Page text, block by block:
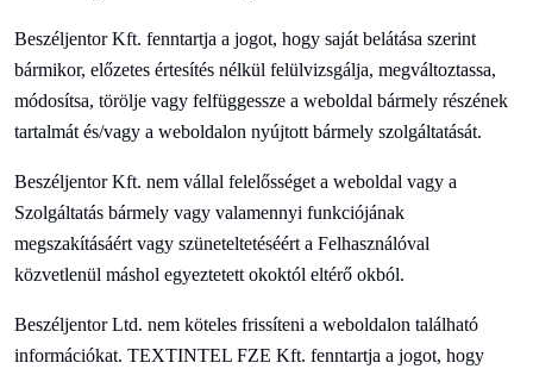
Beszéljentor Kft. fenntartja a jogot, hogy saját belátása szerint
bármikor, előzetes értesítés nélkül felülvizsgálja, megváltoztassa,
módosítsa, törölje vagy felfüggessze a weboldal bármely részének
tartalmát és/vagy a weboldalon nyújtott bármely szolgáltatását.
Beszéljentor Kft. nem vállal felelősséget a weboldal vagy a
Szolgáltatás bármely vagy valamennyi funkciójának
megszakításáért vagy szüneteltetéséért a Felhasználóval
közvetlenül máshol egyeztetett okoktól eltérő okból.
Beszéljentor Ltd. nem köteles frissíteni a weboldalon található
információkat. TEXTINTEL FZE Kft. fenntartja a jogot, hogy